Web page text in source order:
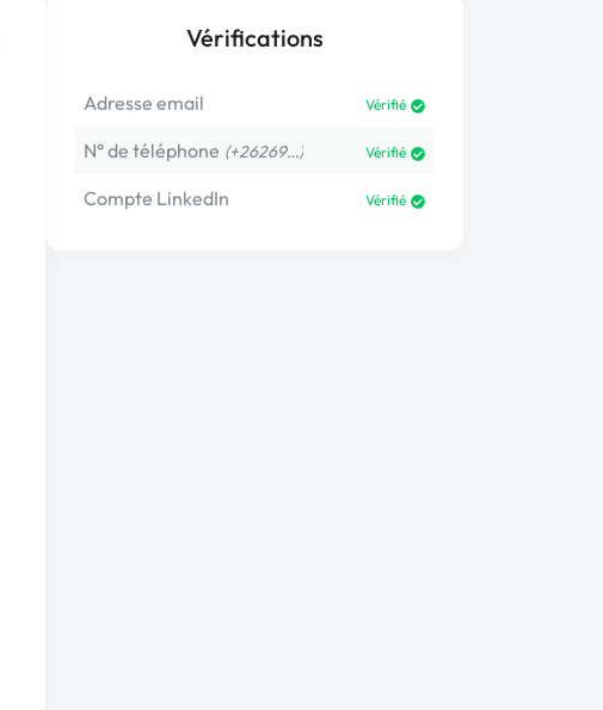
Vérifications
Adresse email Vérifié
N° de téléphone (+26269…) Vérifié
Compte LinkedIn Vérifié